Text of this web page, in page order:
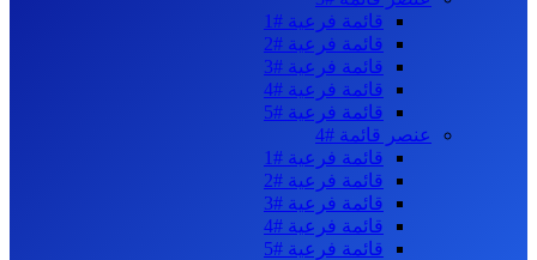
قائمة فرعية #1
قائمة فرعية #2
قائمة فرعية #3
قائمة فرعية #4
قائمة فرعية #5
عنصر قائمة #4
قائمة فرعية #1
قائمة فرعية #2
قائمة فرعية #3
قائمة فرعية #4
قائمة فرعية #5